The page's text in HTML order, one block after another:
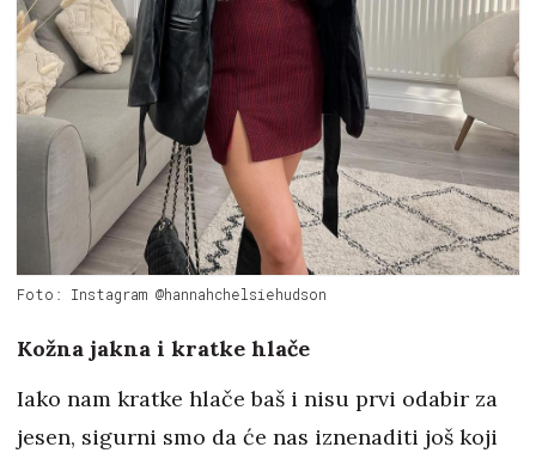
Foto: Instagram @hannahchelsiehudson
Kožna jakna i kratke hlače
Iako nam kratke hlače baš i nisu prvi odabir za
jesen, sigurni smo da će nas iznenaditi još koji